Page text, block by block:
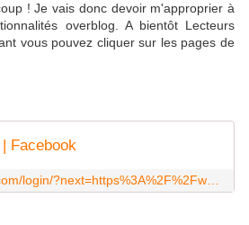
! Je vais donc devoir m'approprier à
overblog. A bientôt Lecteurs
vous pouvez cliquer sur les pages de
Facebook